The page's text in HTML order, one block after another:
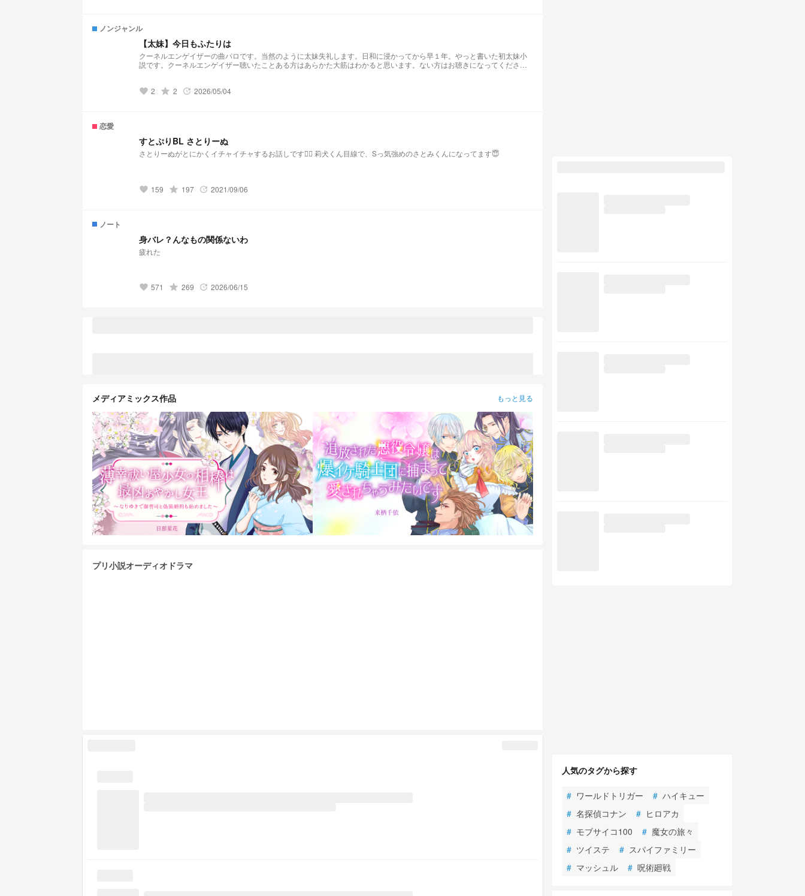
ノンジャンル
【太妹】今日もふたりは
クーネルエンゲイザーの曲パロです。当然のように太妹失礼します。日和に浸かってから早１年。やっと書いた初太妹小
説です。クーネルエンゲイザー聴いたことある方はあらかた大筋はわかると思います。ない方はお聴きになってくださ
favorite 2 grade 2 update 2026/05/04
恋愛
すとぷりBL さとりーぬ
さとりーぬがとにかくイチャイチャするお話しです🙇‍♀️ 莉犬くん目線で、Sっ気強めのさとみくんになってます😇
favorite 159 grade 197 update 2021/09/06
ノート
身バレ？んなもの関係ないわ
疲れた
favorite 571 grade 269 update 2026/06/15
メディアミックス作品 もっと見る
プリ小説オーディオドラマ
人気のタグから探す
# ワールドトリガー # ハイキュー
# 名探偵コナン # ヒロアカ
# モブサイコ100 # 魔女の旅々
# ツイステ # スパイファミリー
# マッシュル # 呪術廻戦